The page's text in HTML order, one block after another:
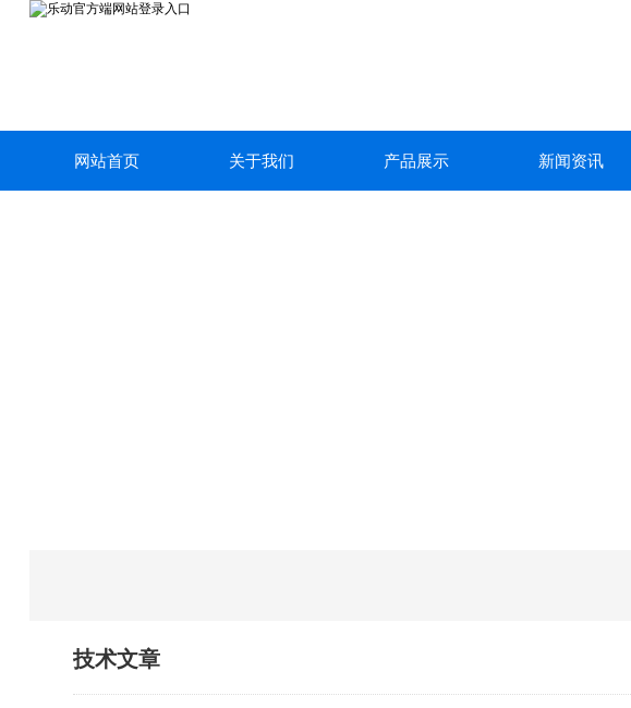
网站首页 关于我们 产品展示 新闻资讯
技术文章